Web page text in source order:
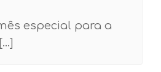
especial para a